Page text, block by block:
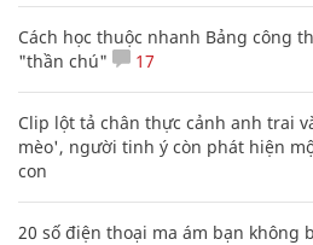
Cách học thuộc nhanh Bảng công
"thần chú"
17
Clip lột tả chân thực cảnh anh trai
mèo', người tinh ý còn phát hiện
con
20 số điện thoại ma ám bạn không